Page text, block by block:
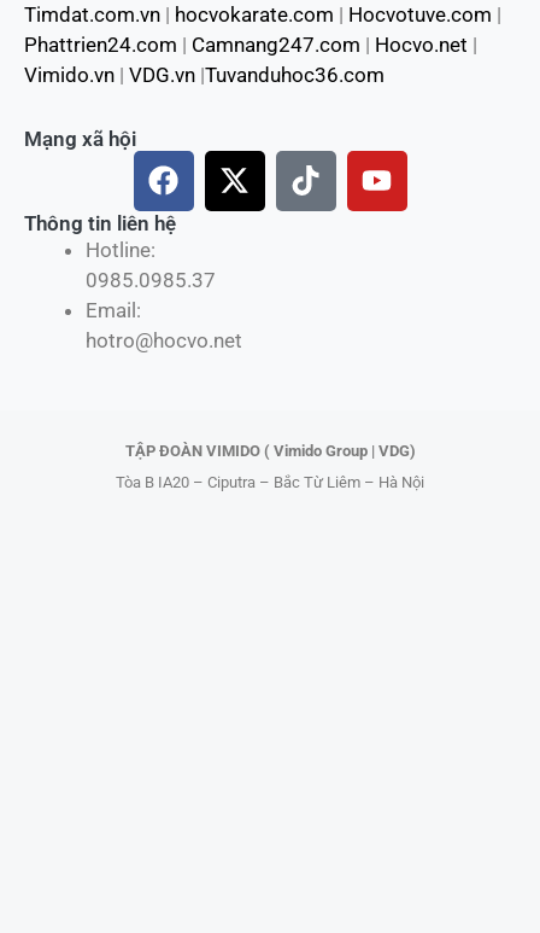
Timdat.com.vn | hocvokarate.com | Hocvotuve.com |
Phattrien24.com | Camnang247.com | Hocvo.net |
Vimido.vn | VDG.vn |Tuvanduhoc36.com
Hotline:
0985.0985.37
Email:
hotro@hocvo.net
Mạng xã hội
F
a
c
b
o
X
-
t
T
i
Y
o
Thông tin liên hệ
TẬP ĐOÀN VIMIDO ( Vimido Group | VDG)
Tòa B IA20 – Ciputra – Bắc Từ Liêm – Hà Nội